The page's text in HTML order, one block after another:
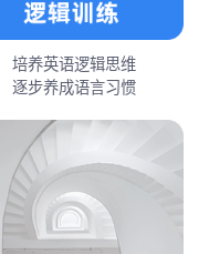
培养英语逻辑思维
逐步养成语言习惯